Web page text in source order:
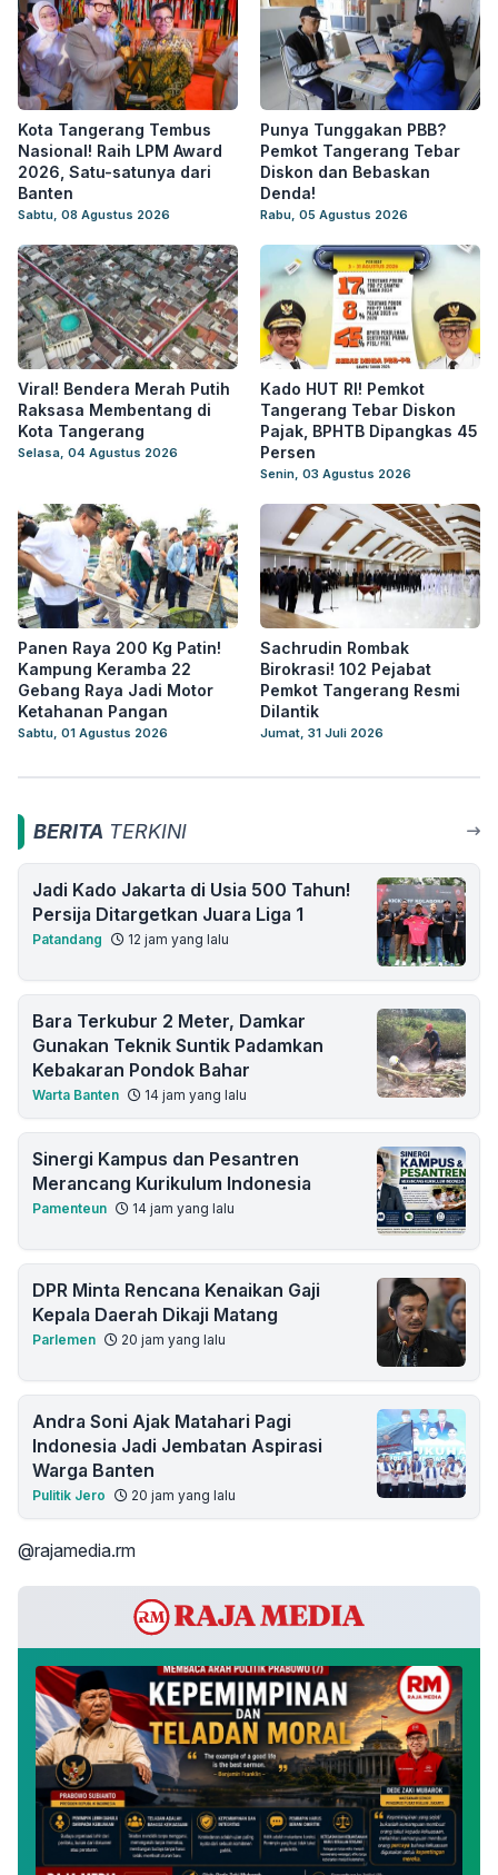
Kota Tangerang Tembus
Nasional! Raih LPM Award
2026, Satu-satunya dari
Banten
Sabtu, 08 Agustus 2026
Punya Tunggakan PBB?
Pemkot Tangerang Tebar
Diskon dan Bebaskan
Denda!
Rabu, 05 Agustus 2026
Viral! Bendera Merah Putih
Raksasa Membentang di
Kota Tangerang
Selasa, 04 Agustus 2026
Kado HUT RI! Pemkot
Tangerang Tebar Diskon
Pajak, BPHTB Dipangkas 45
Persen
Senin, 03 Agustus 2026
Panen Raya 200 Kg Patin!
Kampung Keramba 22
Gebang Raya Jadi Motor
Ketahanan Pangan
Sabtu, 01 Agustus 2026
Sachrudin Rombak
Birokrasi! 102 Pejabat
Pemkot Tangerang Resmi
Dilantik
Jumat, 31 Juli 2026
BERITA TERKINI
Jadi Kado Jakarta di Usia 500 Tahun!
Persija Ditargetkan Juara Liga 1
Patandang 12 jam yang lalu
Bara Terkubur 2 Meter, Damkar
Gunakan Teknik Suntik Padamkan
Kebakaran Pondok Bahar
Warta Banten 14 jam yang lalu
Sinergi Kampus dan Pesantren
Merancang Kurikulum Indonesia
Pamenteun 14 jam yang lalu
DPR Minta Rencana Kenaikan Gaji
Kepala Daerah Dikaji Matang
Parlemen 20 jam yang lalu
Andra Soni Ajak Matahari Pagi
Indonesia Jadi Jembatan Aspirasi
Warga Banten
Pulitik Jero 20 jam yang lalu
@rajamedia.rm